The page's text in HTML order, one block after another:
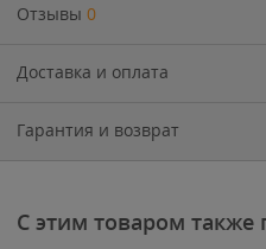
Отзывы 0
Доставка и оплата
Гарантия и возврат
С этим товаром также